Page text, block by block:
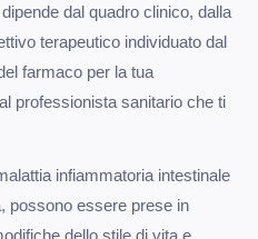
dal quadro clinico, dalla
terapeutico individuato dal
farmaco per la tua
professionista sanitario che ti
infiammatoria intestinale
possono essere prese in
dello stile di vita e